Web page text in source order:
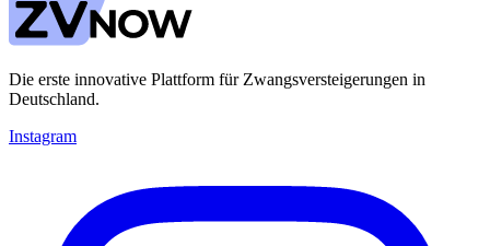
Die erste innovative Plattform für Zwangsversteigerungen in
Deutschland.
Instagram